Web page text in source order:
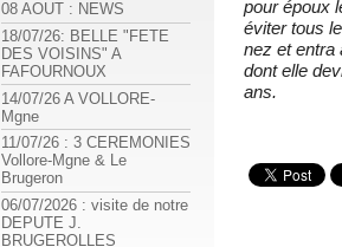
pour époux
éviter tous
nez et entra
dont elle
ans.
08 AOUT : NEWS
18/07/26: BELLE "FETE
DES VOISINS" A
FAFOURNOUX
14/07/26 A VOLLORE-
Mgne
11/07/26 : 3 CEREMONIES
Vollore-Mgne & Le
Brugeron
06/07/2026 : visite de notre
DEPUTE J.
BRUGEROLLES